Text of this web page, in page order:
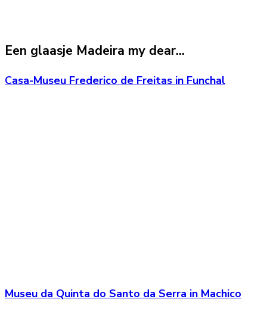
Een glaasje Madeira my dear...
Casa-Museu Frederico de Freitas in Funchal
Museu da Quinta do Santo da Serra in Machico